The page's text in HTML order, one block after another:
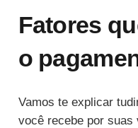
Fatores
o
Vamos te explicar
você recebe por